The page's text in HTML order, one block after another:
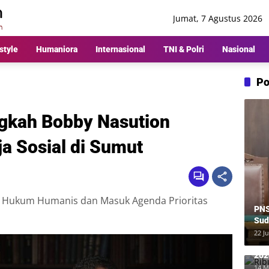
Jumat, 7 Agustus 2026
Humaniora Internasional TNI & Polri Nasional
Bobby Nasution
Sosial di Sumut
Humanis dan Masuk Agenda Prioritas
22